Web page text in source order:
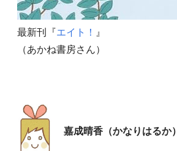
最新刊『エイト！
』
（あかね書房さん）
嘉成晴香（かなりはるか）